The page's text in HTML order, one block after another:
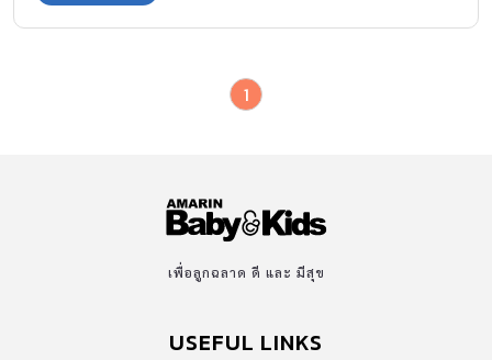
1
เพื่อลูกฉลาด ดี และ มีสุข
USEFUL LINKS